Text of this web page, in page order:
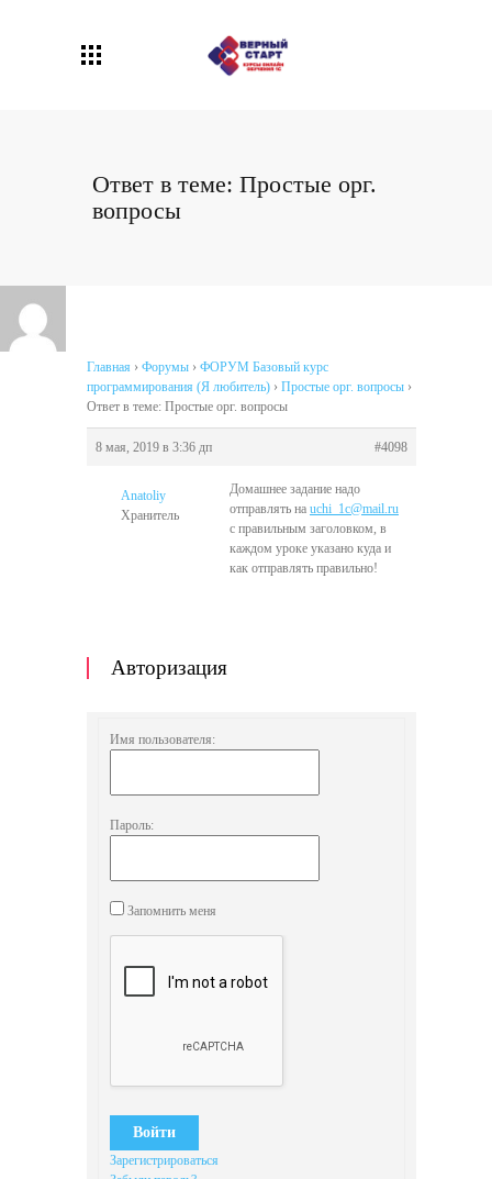
Ответ в теме: Простые орг.
вопросы
Главная › Форумы › ФОРУМ Базовый курс
программирования (Я любитель) › Простые орг. вопросы ›
Ответ в теме: Простые орг. вопросы
8 мая, 2019 в 3:36 дп #4098
Anatoliy
Хранитель
Домашнее задание надо
отправлять на uchi_1c@mail.ru
с правильным заголовком, в
каждом уроке указано куда и
как отправлять правильно!
Авторизация
Имя пользователя:
Пароль:
Запомнить меня
Войти
Зарегистрироваться